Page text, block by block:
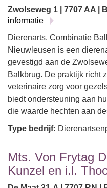
Zwolseweg 1 | 7707 AA |
informatie
Dierenarts. Combinatie
Nieuwleusen is een
gevestigd aan de
Balkbrug. De praktijk richt
veterinaire zorg voor
biedt ondersteuning aan
die waarde hechten aan
Type bedrijf:
Mts. Von Frytag
Kunzel en i.l.